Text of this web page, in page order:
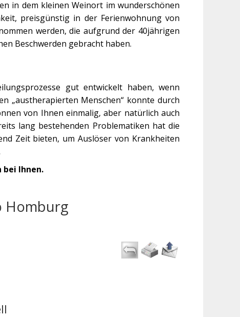
in dem kleinen Weinort im wunderschönen
preisgünstig in der Ferienwohnung von
werden, die aufgrund der 40jährigen
Beschwerden gebracht haben.
gut entwickelt haben, wenn
„austherapierten Menschen“ konnte durch
von Ihnen einmalig, aber natürlich auch
lang bestehenden Problematiken hat die
Zeit bieten, um Auslöser von Krankheiten
bei Ihnen.
Homburg